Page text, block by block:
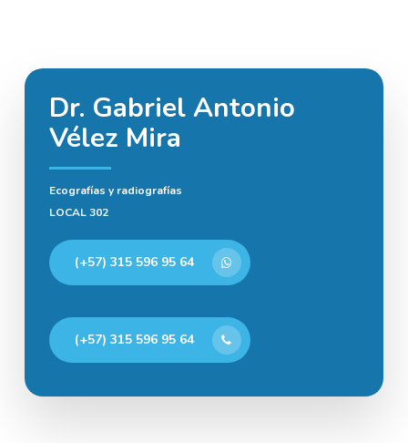
Dr. Gabriel Antonio
Vélez Mira
Ecografías y radiografías
LOCAL 302
(+57) 315 596 95 64
(+57) 315 596 95 64